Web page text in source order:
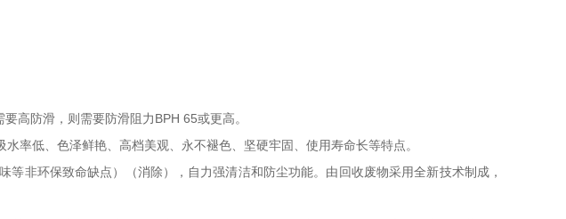
高防滑，则需要防滑阻力BPH 65或更高。
率低、色泽鲜艳、高档美观、永不褪色、坚硬牢固、使用寿命长等特点。
非环保致命缺点）（消除），自力强清洁和防尘功能。由回收废物采用全新技术制成，